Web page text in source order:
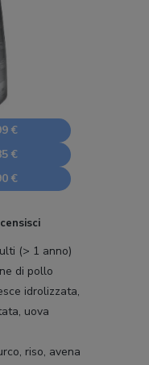
€
€
€
(> 1 anno)
di pollo
idrolizzata,
uova
riso, avena